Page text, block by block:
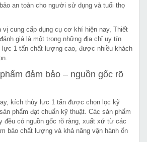
an toàn cho người sử dụng và tuổi thọ
vị cung cấp dụng cụ cơ khí hiện nay, Thiết
giá là một trong những địa chỉ uy tín
lực 1 tấn chất lượng cao, được nhiều khách
đảm bảo – nguồn gốc rõ
kích thủy lực 1 tấn được chọn lọc kỹ
phẩm đạt chuẩn kỹ thuật. Các sản phẩm
đều có nguồn gốc rõ ràng, xuất xứ từ các
bảo chất lượng và khả năng vận hành ổn